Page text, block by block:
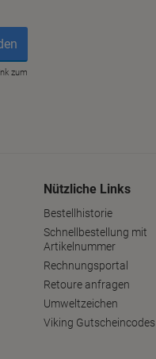
Nützliche Links
Bestellhistorie
Schnellbestellung mit
Artikelnummer
Rechnungsportal
Retoure anfragen
Umweltzeichen
Viking Gutscheincodes